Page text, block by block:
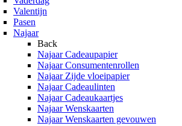
Valentijn
Pasen
Najaar
Back
Najaar Cadeaupapier
Najaar Consumentenrollen
Najaar Zijde vloeipapier
Najaar Cadeaulinten
Najaar Cadeaukaartjes
Najaar Wenskaarten
Najaar Wenskaarten gevouwen